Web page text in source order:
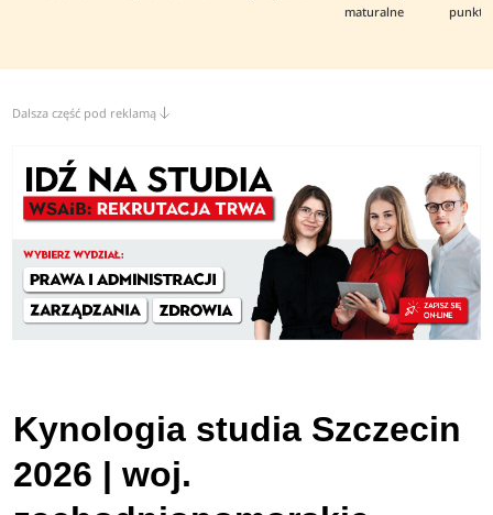
maturalne
Dalsza część pod reklamą
Kynologia studia Szczecin
2026 | woj.